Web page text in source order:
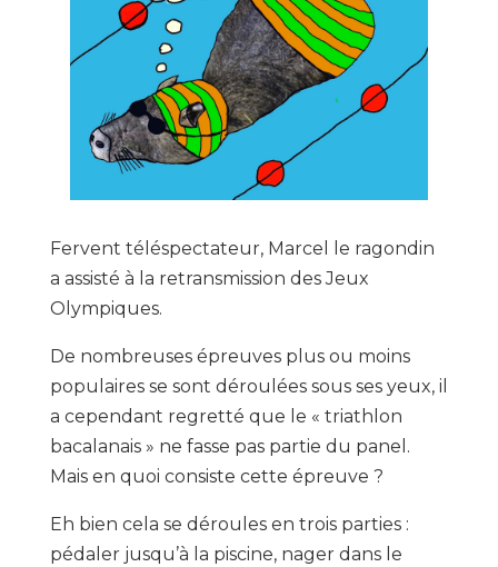
Fervent téléspectateur, Marcel le ragondin
a assisté à la retransmission des Jeux
Olympiques.
De nombreuses épreuves plus ou moins
populaires se sont déroulées sous ses yeux, il
a cependant regretté que le « triathlon
bacalanais » ne fasse pas partie du panel.
Mais en quoi consiste cette épreuve ?
Eh bien cela se déroules en trois parties :
pédaler jusqu’à la piscine, nager dans le